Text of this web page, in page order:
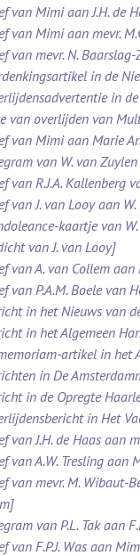
van Mimi aan J.H. de
van Mimi aan mevr.
van mevr. N.
in de
in
van overlijden van
van Mimi aan Marie
van W. van
van R.J.A. Kallenberg
van J. van Looy aan
kaartje van
van J. van Looy]
van A. van Collem
van P.A.M. Boele van
in het Nieuws van
in het Algemeen
artikel in het
in De
in de Opregte
in Het
van J.H. de Haas aan
van A.W. Tresling aan
van mevr. M. Wibaut-
van P.L. Tak aan
van F.P.J. Was aan